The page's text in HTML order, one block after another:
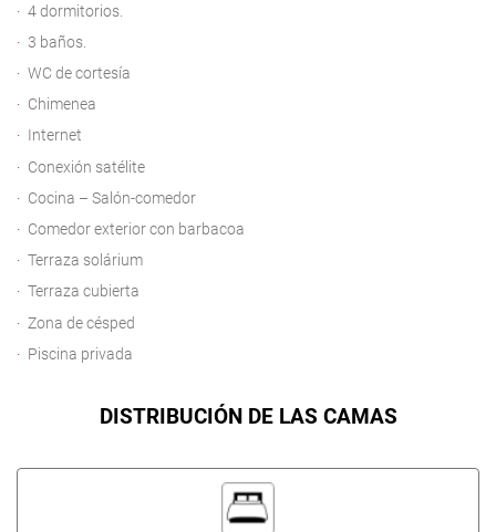
4 dormitorios.
3 baños.
WC de cortesía
Chimenea
Internet
Conexión satélite
Cocina – Salón-comedor
Comedor exterior con barbacoa
Terraza solárium
Terraza cubierta
Zona de césped
Piscina privada
DISTRIBUCIÓN DE LAS CAMAS